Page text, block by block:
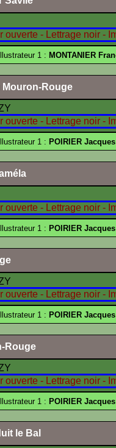
1 : MONTANIER
Mouron-Rouge
1 : POIRIER Jacques
1 : POIRIER Jacques
1 : POIRIER Jacques
Rouge
1 : POIRIER Jacques
le Bal